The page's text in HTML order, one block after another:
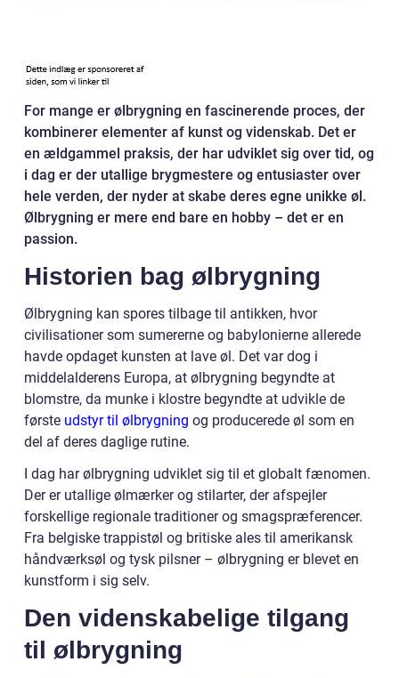
For mange er ølbrygning en fascinerende proces, der
kombinerer elementer af kunst og videnskab. Det er
en ældgammel praksis, der har udviklet sig over tid, og
i dag er der utallige brygmestere og entusiaster over
hele verden, der nyder at skabe deres egne unikke øl.
Ølbrygning er mere end bare en hobby – det er en
passion.
Historien bag ølbrygning
Ølbrygning kan spores tilbage til antikken, hvor
civilisationer som sumererne og babylonierne allerede
havde opdaget kunsten at lave øl. Det var dog i
middelalderens Europa, at ølbrygning begyndte at
blomstre, da munke i klostre begyndte at udvikle de
første udstyr til ølbrygning og producerede øl som en
del af deres daglige rutine.
I dag har ølbrygning udviklet sig til et globalt fænomen.
Der er utallige ølmærker og stilarter, der afspejler
forskellige regionale traditioner og smagspræferencer.
Fra belgiske trappistøl og britiske ales til amerikansk
håndværksøl og tysk pilsner – ølbrygning er blevet en
kunstform i sig selv.
Den videnskabelige tilgang
til ølbrygning